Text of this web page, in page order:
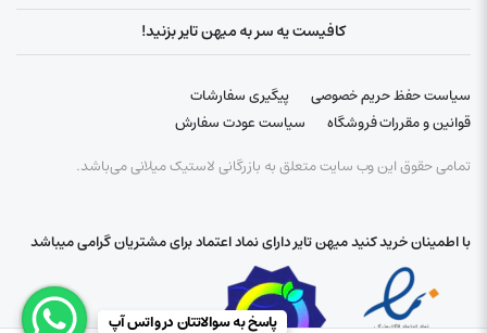
کافیست یه سر به میهن تایر بزنید!
سیاست حفظ حریم خصوصی
پیگیری سفارشات
قوانین و مقررات فروشگاه
سیاست عودت سفارش
تمامی حقوق این وب سایت متعلق به بازرگانی لاستیک میلانی می‌باشد.
با اطمینان خرید کنید میهن تایر دارای نماد اعتماد برای مشتریان گرامی میباشد
پاسخ به سوالاتتان در واتس آپ